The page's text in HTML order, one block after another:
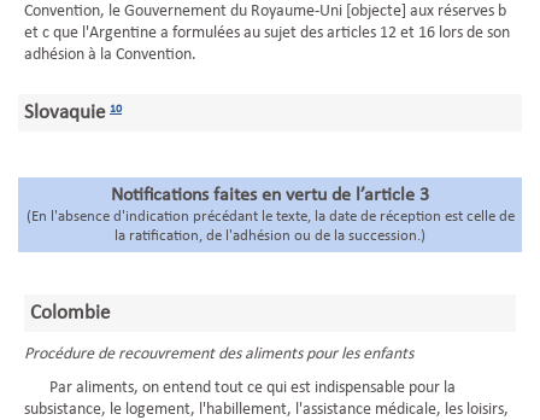
Convention, le Gouvernement du Royaume-Uni [objecte] aux réserves b
et c que l'Argentine a formulées au sujet des articles 12 et 16 lors de son
adhésion à la Convention.
Slovaquie 10
Notifications faites en vertu de l’article 3
(En l'absence d'indication précédant le texte, la date de réception est celle de
la ratification, de l'adhésion ou de la succession.)
Colombie
Procédure de recouvrement des aliments pour les enfants
Par aliments, on entend tout ce qui est indispensable pour la
subsistance, le logement, l'habillement, l'assistance médicale, les loisirs,